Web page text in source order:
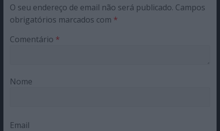
O seu endereço de email não será publicado. Campos
obrigatórios marcados com *
Comentário *
Nome
Email